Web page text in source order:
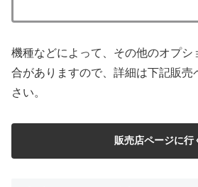
機種などによって、その他のオプシ
合がありますので、詳細は下記販売
さい。
販売店ページに行